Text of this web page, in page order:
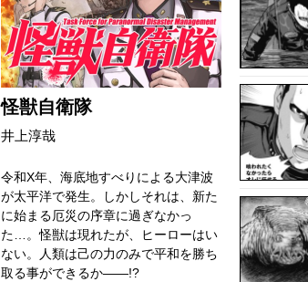
怪獣自衛隊
井上淳哉
令和X年、海底地すべりによる大津波
が太平洋で発生。しかしそれは、新た
に始まる厄災の序章に過ぎなかっ
た…。怪獣は現れたが、ヒーローはい
ない。人類は己の力のみで平和を勝ち
取る事ができるか――!?